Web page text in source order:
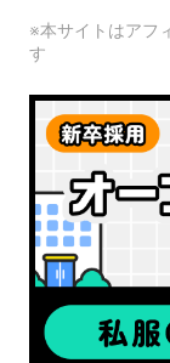
※本サイトはアフ
す